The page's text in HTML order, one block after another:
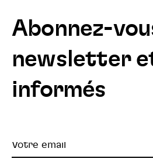
Abonnez-
newsletter
informés
Votre